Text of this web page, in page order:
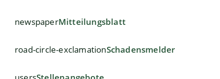
newspaperMitteilungsblatt
road-circle-exclamationSchadensmelder